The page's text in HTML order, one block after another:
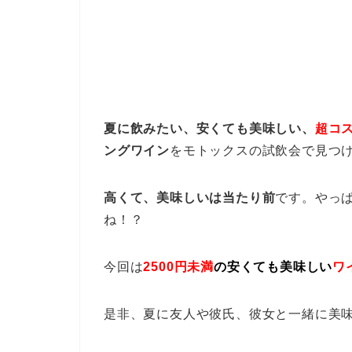
夏に飲みたい、安くても美味しい、 超コ
ングワインをモトックスの試飲会で見つ
高くて、美味しいは当たり前です。やっ
ね！？
今回は2500円未満の安くても美味しいワ
是非、夏に友人や彼氏、彼女と一緒に美